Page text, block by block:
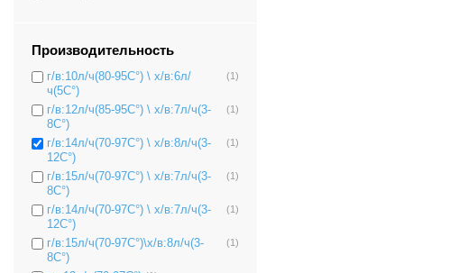
Производительность
г/в:10л/ч(80-95C°) \ х/в:6л/
ч(5C°)
(1)
г/в:12л/ч(85-95C°) \ х/в:7л/ч(3-
8C°)
(1)
г/в:14л/ч(70-97C°) \ х/в:8л/ч(3-
12C°)
(1)
г/в:15л/ч(70-97C°) \ х/в:7л/ч(3-
8C°)
(1)
г/в:14л/ч(70-97C°) \ х/в:7л/ч(3-
12C°)
(1)
г/в:15л/ч(70-97C°)\х/в:8л/ч(3-
8C°)
(1)